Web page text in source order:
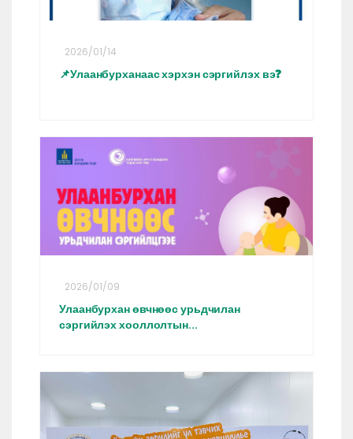
2026/01/14
📌Улаанбурханаас хэрхэн сэргийлэх вэ❓
2026/01/09
Улаанбурхан өвчнөөс урьдчилан
сэргийлэх хооллолтын...